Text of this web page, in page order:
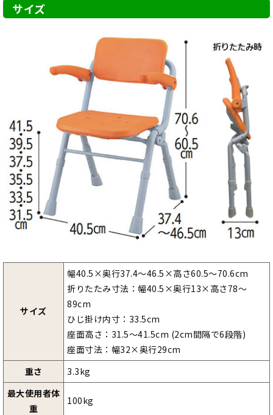
サイズ
サイズ
幅40.5×奥行37.4～46.5×高さ60.5～70.6cm
折りたたみ寸法：幅40.5×奥行13×高さ78～
89cm
ひじ掛け内寸：33.5cm
座面高さ：31.5～41.5cm (2cm間隔で6段階)
座面寸法：幅32×奥行29cm
重さ
3.3kg
最大使用者体
重
100kg